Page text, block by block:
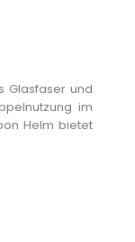
Glasfaser und
im
Helm bietet